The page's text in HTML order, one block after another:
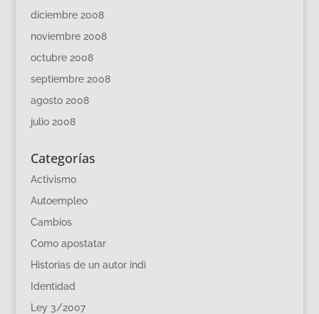
diciembre 2008
noviembre 2008
octubre 2008
septiembre 2008
agosto 2008
julio 2008
Categorías
Activismo
Autoempleo
Cambios
Como apostatar
Historias de un autor indi
Identidad
Ley 3/2007